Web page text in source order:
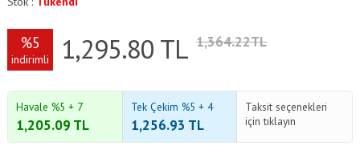
%5
indirimli 1,295.80 TL 1,364.22TL
Havale %5 + 7
1,205.09 TL
Tek Çekim %5 + 4
1,256.93 TL
Taksit seçenekleri
için tıklayın